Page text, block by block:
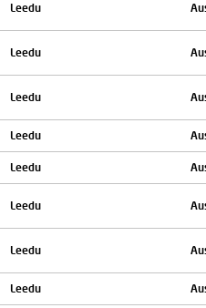
Leedu
Leedu
Leedu
Leedu
Leedu
Leedu
Leedu
Leedu